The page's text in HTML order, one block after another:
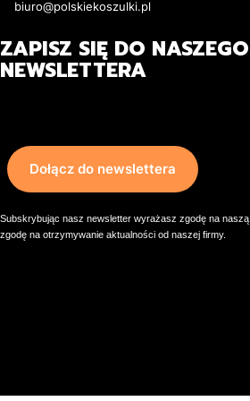
biuro@polskiekoszulki.pl
ZAPISZ SIĘ DO NASZEGO
NEWSLETTERA
Dołącz do newslettera
Subskrybując nasz newsletter wyrażasz zgodę na naszą
zgodę na otrzymywanie aktualności od naszej firmy.